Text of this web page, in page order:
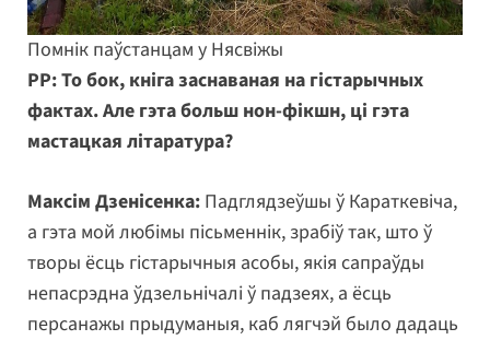
Помнік паўстанцам у Нясвіжы
РР: То бок, кніга заснаваная на гістарычных
фактах. Але гэта больш нон-фікшн, ці гэта
мастацкая літаратура?
Максім Дзенісенка: Падглядзеўшы ў Караткевіча,
а гэта мой любімы пісьменнік, зрабіў так, што ў
творы ёсць гістарычныя асобы, якія сапраўды
непасрэдна ўдзельнічалі ў падзеях, а ёсць
персанажы прыдуманыя, каб лягчэй было дадаць